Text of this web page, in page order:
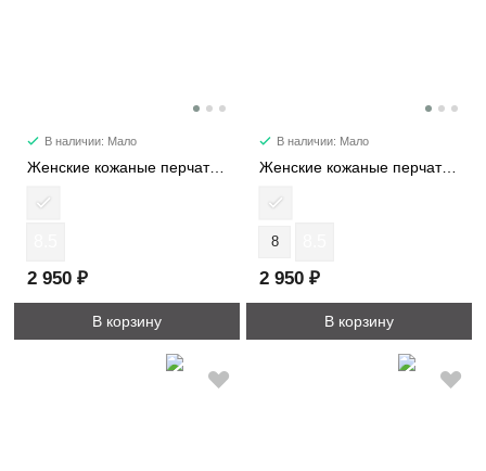
В наличии: Мало
Женские кожаные перчатки 3914-13-5S
2 950 ₽
В корзину
В наличии: Мало
Женские кожаные перчатки 3863-5
8
2 950 ₽
В корзину